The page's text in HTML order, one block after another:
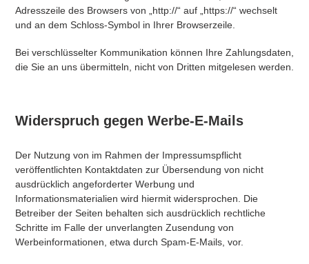
Adresszeile des Browsers von „http://“ auf „https://“ wechselt
und an dem Schloss-Symbol in Ihrer Browserzeile.
Bei verschlüsselter Kommunikation können Ihre Zahlungsdaten,
die Sie an uns übermitteln, nicht von Dritten mitgelesen werden.
Widerspruch gegen Werbe-E-Mails
Der Nutzung von im Rahmen der Impressumspflicht
veröffentlichten Kontaktdaten zur Übersendung von nicht
ausdrücklich angeforderter Werbung und
Informationsmaterialien wird hiermit widersprochen. Die
Betreiber der Seiten behalten sich ausdrücklich rechtliche
Schritte im Falle der unverlangten Zusendung von
Werbeinformationen, etwa durch Spam-E-Mails, vor.